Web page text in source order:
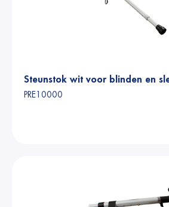
Steunstok wit voor blinden en
PRE10000